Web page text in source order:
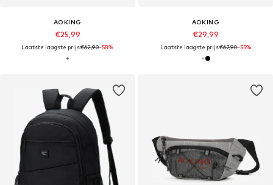
AOKING
€25,99
Laatste laagste prijs:€62,90-58%
AOKING
€29,99
Laatste laagste prijs:€67,90-55%